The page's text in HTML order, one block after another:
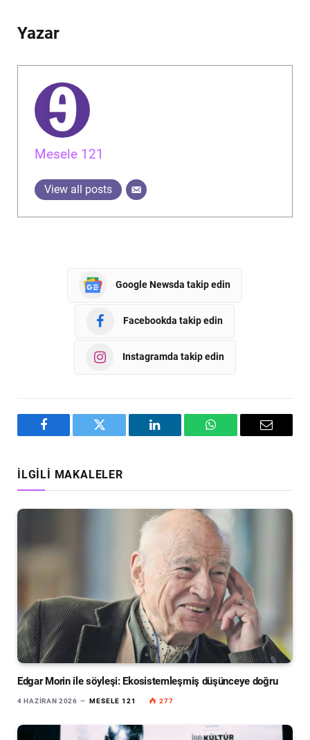
Yazar
Mesele 121
View all posts
Google Newsda takip edin
Facebookda takip edin
Instagramda takip edin
Facebook Twitter LinkedIn WhatsAppEmail
İLGILI MAKALELER
Edgar Morin ile söyleşi: Ekosistemleşmiş düşünceye doğru
4 HAZIRAN 2026 MESELE 121 277